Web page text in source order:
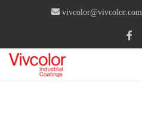
vivcolor@vivcolor.com